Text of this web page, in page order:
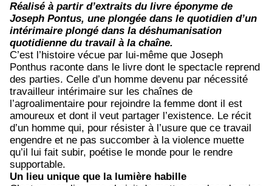
Réalisé à partir d’extraits du livre éponyme de
Joseph Pontus, une plongée dans le quotidien d’un
intérimaire plongé dans la déshumanisation
quotidienne du travail à la chaîne.
C’est l’histoire vécue par lui-même que Joseph
Ponthus raconte dans le livre dont le spectacle reprend
des parties. Celle d’un homme devenu par nécessité
travailleur intérimaire sur les chaînes de
l’agroalimentaire pour rejoindre la femme dont il est
amoureux et dont il veut partager l’existence. Le récit
d’un homme qui, pour résister à l’usure que ce travail
engendre et ne pas succomber à la violence muette
qu’il lui fait subir, poétise le monde pour le rendre
supportable.
Un lieu unique que la lumière habille